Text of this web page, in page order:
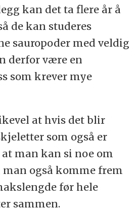
kan det ta flere år å
de kan studeres
sauropoder med veldig
derfor være en
som krever mye
at hvis det blir
som også er
man kan si noe om
man også komme frem
før hele
sammen.